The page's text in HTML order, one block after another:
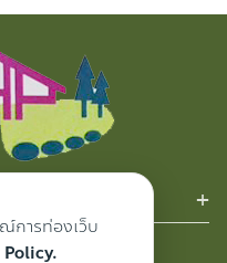
การท่องเว็บ